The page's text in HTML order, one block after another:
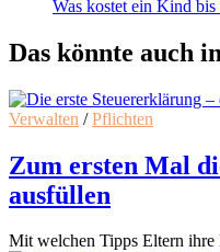
Was kostet ein Kind
Das könnte auch
Verwalten /Pflichten
Zum ersten Mal
ausfüllen
Mit welchen Tipps Eltern ihre